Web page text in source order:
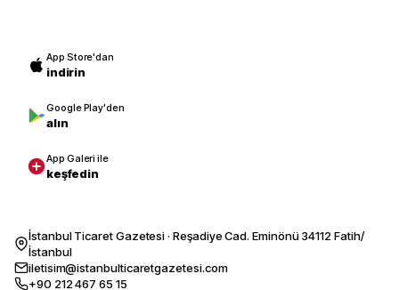
App Store'dan
indirin
Google Play'den
alın
App Galeri ile
keşfedin
İstanbul Ticaret Gazetesi · Reşadiye Cad. Eminönü 34112 Fatih/
İstanbul
iletisim@istanbulticaretgazetesi.com
+90 212 467 65 15